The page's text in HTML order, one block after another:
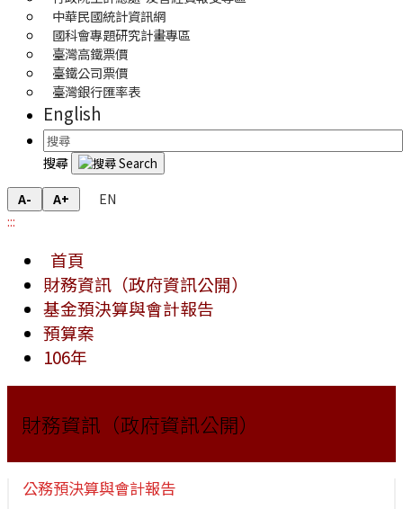
中華民國統計資訊網
國科會專題研究計畫專區
臺灣高鐵票價
臺鐵公司票價
臺灣銀行匯率表
English
搜尋
A- A+
EN
:::
首頁
財務資訊（政府資訊公開）
基金預決算與會計報告
預算案
106年
財務資訊（政府資訊公開）
公務預決算與會計報告